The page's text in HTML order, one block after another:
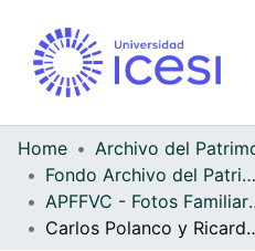
Home
Fondo Archivo del Patrimonio Fotográfico y Fílmico del Valle del Cauca
APFFVC -
Carlos Polanco y Ricardo Medina, en el parque